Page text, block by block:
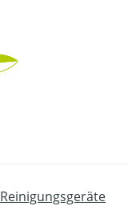
Reinigungsgeräte